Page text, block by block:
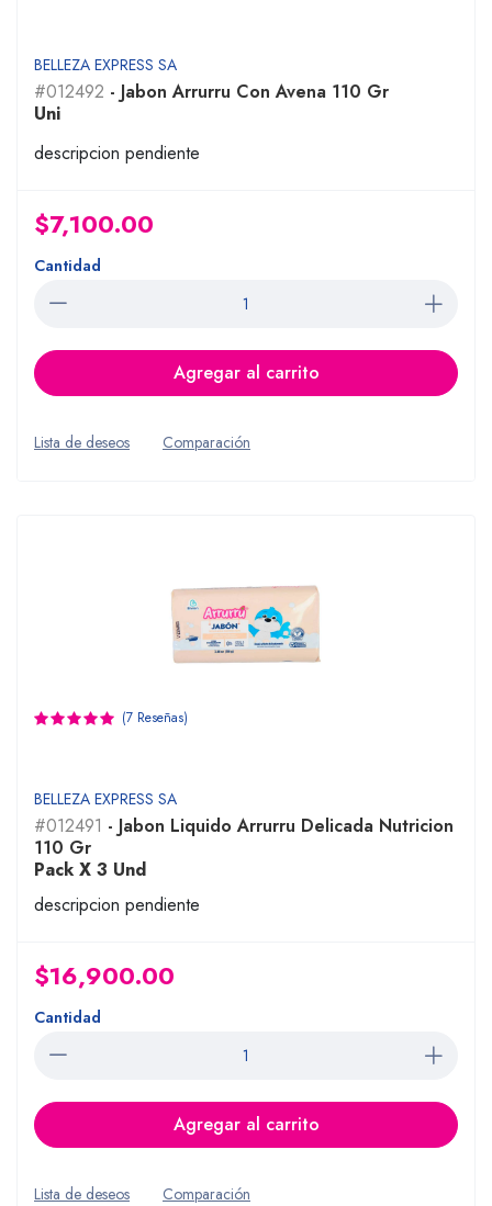
BELLEZA EXPRESS SA
#012492 - Jabon Arrurru Con Avena 110 Gr
Uni
descripcion pendiente
$7,100.00
Cantidad
Agregar al carrito
Lista de deseos Comparación
(7 Reseñas)
BELLEZA EXPRESS SA
#012491 - Jabon Liquido Arrurru Delicada Nutricion
110 Gr
Pack X 3 Und
descripcion pendiente
$16,900.00
Cantidad
Agregar al carrito
Lista de deseos Comparación